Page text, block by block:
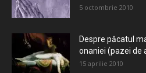
5 octombrie 2010
Despre păcatul
onaniei (pazei de
15 aprilie 2010